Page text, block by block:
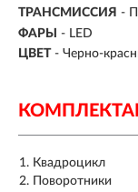
ТРАНСМИССИЯ -
ФАРЫ
- LED
ЦВЕТ - Черно-
Квадроцикл
Поворотники